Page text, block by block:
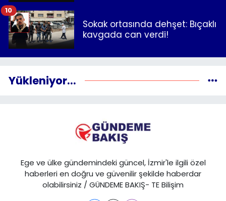
Sokak ortasında dehşet: Bıçaklı
kavgada can verdi!
10
Yükleniyor...
Ege ve ülke gündemindeki güncel, İzmir'le ilgili özel
haberleri en doğru ve güvenilir şekilde haberdar
olabilirsiniz / GÜNDEME BAKIŞ- TE Bilişim